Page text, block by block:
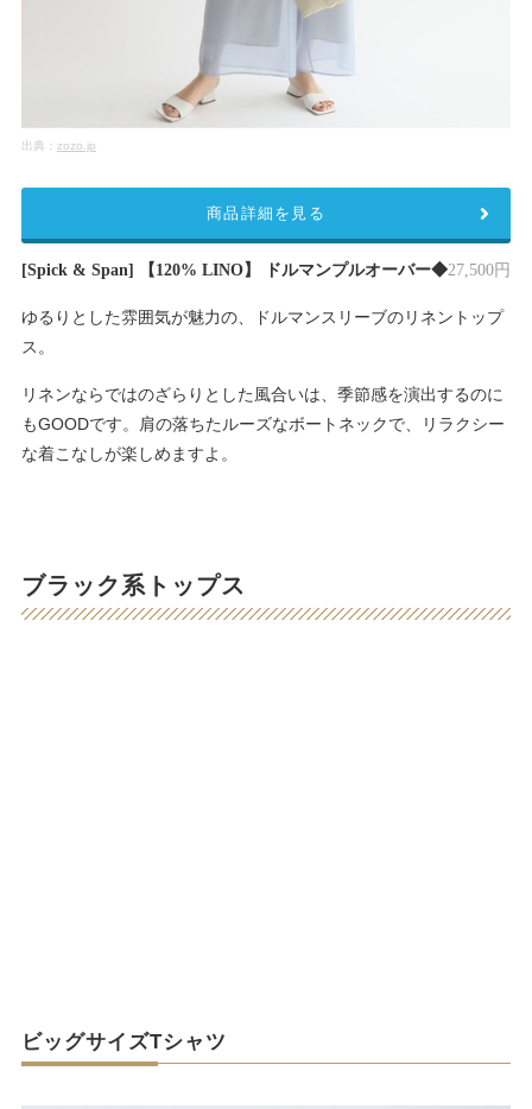
出典： zozo.jp
[Spick & Span] 【120% LINO】 ドルマンプルオーバー◆27,500円
ゆるりとした雰囲気が魅力の、ドルマンスリーブのリネントップ
ス。
リネンならではのざらりとした風合いは、季節感を演出するのに
もGOODです。肩の落ちたルーズなボートネックで、リラクシー
な着こなしが楽しめますよ。
商品詳細を見る
ブラック系トップス
ビッグサイズTシャツ